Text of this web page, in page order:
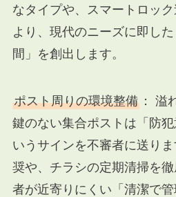
なタイプや、スマートロッ
より、現代のニーズに即し
間」を創出します。
ポスト周りの環境整備： 溢
鍵のない集合ポストは「防
いうサインを不審者に送り
奨や、チラシの定期清掃を
者が近寄りにくい「清潔で